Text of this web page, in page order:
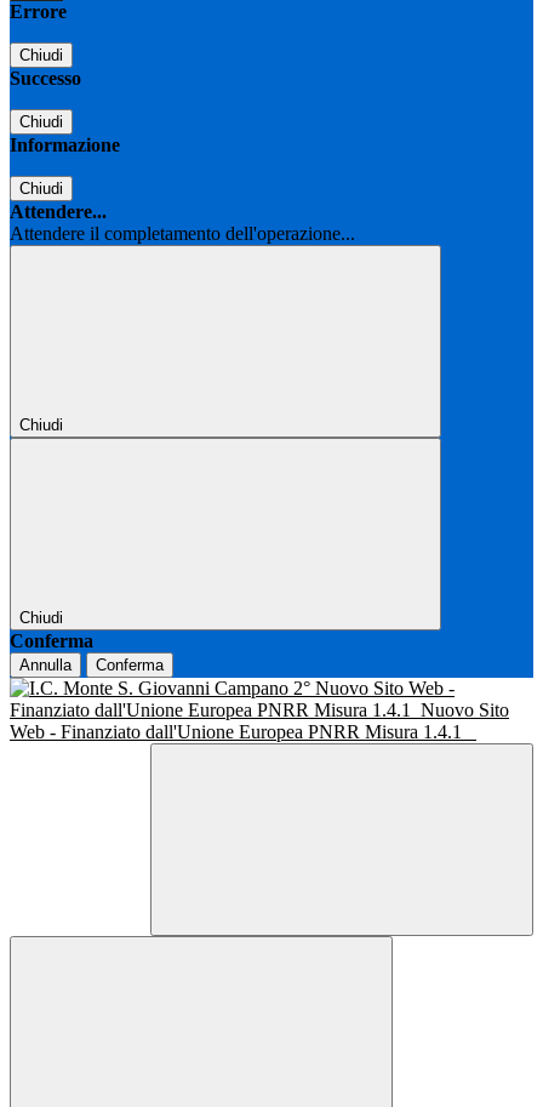
Errore
Chiudi
Successo
Chiudi
Informazione
Chiudi
Attendere...
Attendere il completamento dell'operazione...
Chiudi
Chiudi
Conferma
Annulla Conferma
Nuovo Sito Web -
Finanziato dall'Unione Europea PNRR Misura 1.4.1
Nuovo Sito
Web - Finanziato dall'Unione Europea PNRR Misura 1.4.1